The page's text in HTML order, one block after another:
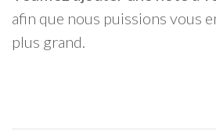
afin que nous puissions vous
plus grand.